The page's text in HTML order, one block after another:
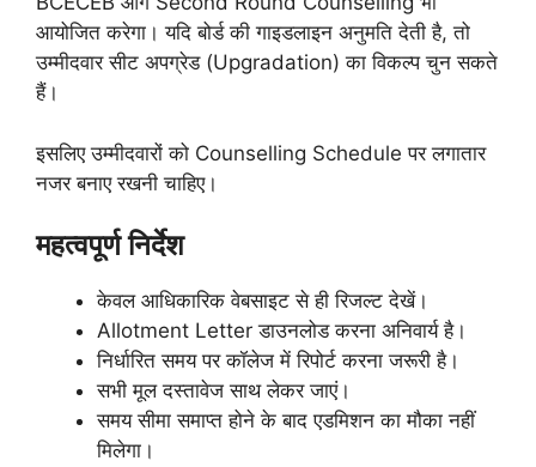
आयोजित करेगा। यदि बोर्ड की गाइडलाइन अनुमति देती है, तो
उम्मीदवार सीट अपग्रेड (Upgradation) का विकल्प चुन सकते
हैं।
इसलिए उम्मीदवारों को Counselling Schedule पर लगातार
नजर बनाए रखनी चाहिए।
महत्वपूर्ण निर्देश
केवल आधिकारिक वेबसाइट से ही रिजल्ट देखें।
Allotment Letter डाउनलोड करना अनिवार्य है।
निर्धारित समय पर कॉलेज में रिपोर्ट करना जरूरी है।
सभी मूल दस्तावेज साथ लेकर जाएं।
समय सीमा समाप्त होने के बाद एडमिशन का मौका नहीं
मिलेगा।